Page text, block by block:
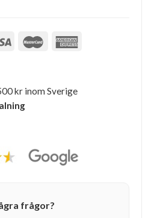
kr inom Sverige
frågor?